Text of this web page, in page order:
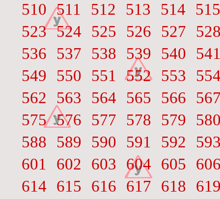
510 511 512 513 514
515
523 524 525 526 527
536
537 538 539 540
549
550 551 552 553
562
563 564 565 566
575 576 577 578 579
588
589 590 591 592
601
602 603 604 605
614
615 616 617 618